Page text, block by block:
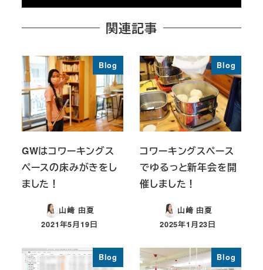
関連記事
Blog
GWはコワーキングス
ペースの床みがきをし
ました！
山﨑 由夏
投稿日
2021年5月19日
Blog
コワーキングスペース
でゆるっと新年会を開
催しました！
山﨑 由夏
投稿日
2025年1月23日
Blog Blog